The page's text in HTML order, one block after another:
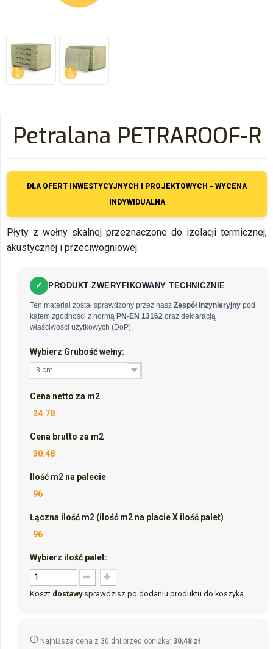
Petralana PETRAROOF-R
DLA OFERT INWESTYCYJNYCH I PROJEKTOWYCH - WYCENA
INDYWIDUALNA
Płyty z wełny skalnej przeznaczone do izolacji termicznej,
akustycznej i przeciwogniowej.
✓ PRODUKT ZWERYFIKOWANY TECHNICZNIE
Ten materiał został sprawdzony przez nasz Zespół Inżynieryjny pod
kątem zgodności z normą PN-EN 13162 oraz deklaracją
właściwości użytkowych (DoP).
Wybierz Grubość wełny:
3 cm
Cena netto za m2
24.78
Cena brutto za m2
30.48
Ilość m2 na palecie
96
Łączna ilość m2 (ilość m2 na placie X ilość palet)
96
Wybierz ilość palet:
Koszt dostawysprawdzisz po dodaniu produktu do koszyka.
Najniższa cena z 30 dni przed obniżką: 30,48 zł